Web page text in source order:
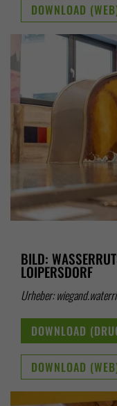
DOWNLOAD
BILD:
LOIPERSDORF
Urheber:
DOWNLOAD
DOWNLOAD